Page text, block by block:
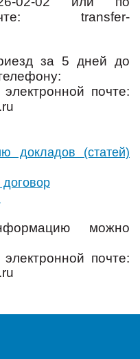
transfer-
за 5 дней до
почте:
докладов (статей)
договор
можно
почте: